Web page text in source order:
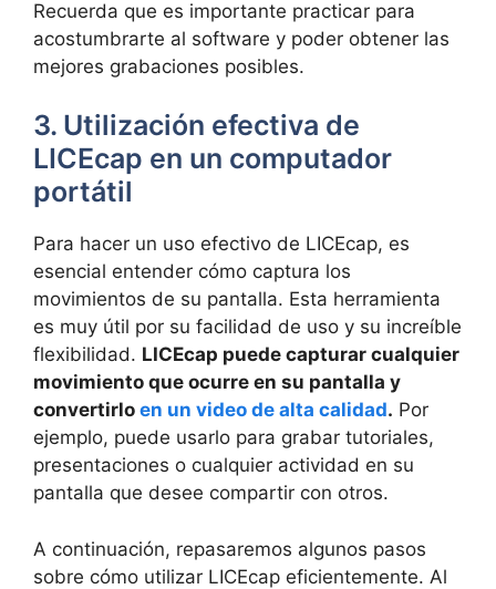
Recuerda que es importante practicar para
acostumbrarte al software y poder obtener las
mejores grabaciones posibles.
3. Utilización efectiva de
LICEcap en un computador
portátil
Para hacer un uso efectivo de LICEcap, es
esencial entender cómo captura los
movimientos de su pantalla. Esta herramienta
es muy útil por su facilidad de uso y su increíble
flexibilidad. LICEcap puede capturar cualquier
movimiento que ocurre en su pantalla y
convertirlo en un video de alta calidad. Por
ejemplo, puede usarlo para grabar tutoriales,
presentaciones o cualquier actividad en su
pantalla que desee compartir con otros.
A continuación, repasaremos algunos pasos
sobre cómo utilizar LICEcap eficientemente. Al